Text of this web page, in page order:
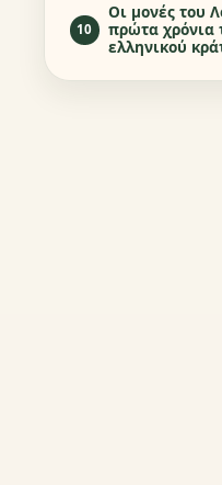
10
Οι μονές του
πρώτα χρόνια
ελληνικού